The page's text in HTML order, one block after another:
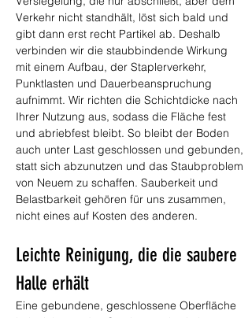
Verkehr nicht standhält, löst sich bald und
gibt dann erst recht Partikel ab. Deshalb
verbinden wir die staubbindende Wirkung
mit einem Aufbau, der Staplerverkehr,
Punktlasten und Dauerbeanspruchung
aufnimmt. Wir richten die Schichtdicke nach
Ihrer Nutzung aus, sodass die Fläche fest
und abriebfest bleibt. So bleibt der Boden
auch unter Last geschlossen und gebunden,
statt sich abzunutzen und das Staubproblem
von Neuem zu schaffen. Sauberkeit und
Belastbarkeit gehören für uns zusammen,
nicht eines auf Kosten des anderen.
Leichte Reinigung, die die saubere
Halle erhält
Eine gebundene, geschlossene Oberfläche